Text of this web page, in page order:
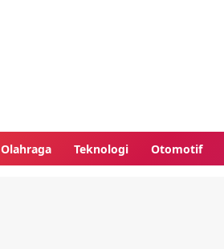
Olahraga Teknologi Otomotif